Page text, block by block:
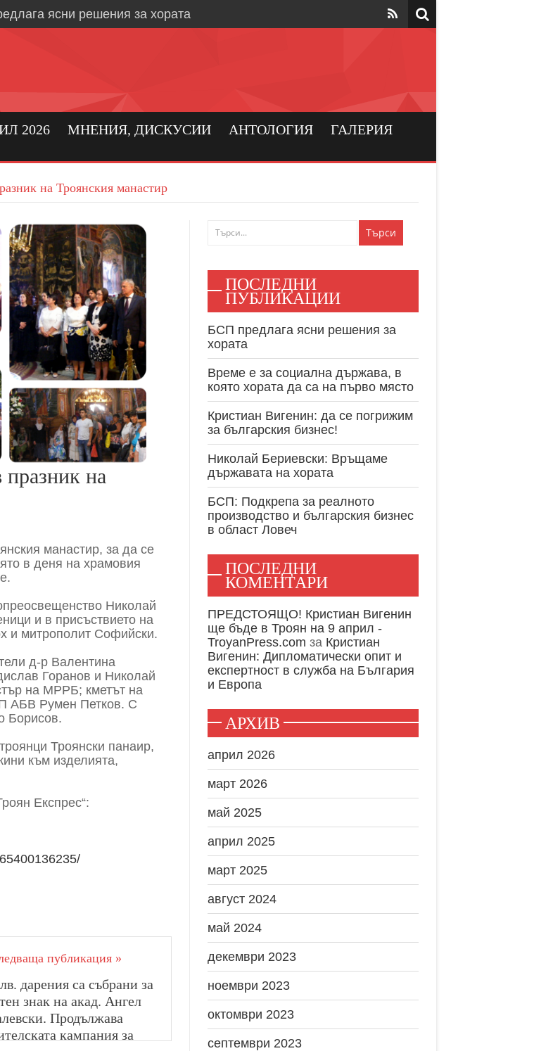
ясни решения за хората
Бериевски: Връщаме държавата на хората
Вигенин за мира и войната
е единственият път към траен мир
и Лешница: хората най-добре знаят
нужди
среща с три поколения леви хора
Вигенин: Дипломатически опит и експертност в
на България и Европа
2026 МНЕНИЯ, ДИСКУСИИ АНТОЛОГИЯ
ГАЛЕРИЯ
на Троянския манастир
празник на
манастир, за да се
в деня на храмовия
Николай
и в присъствието на
и митрополит Софийски.
д-р Валентина
Горанов и Николай
на МРРБ; кметът на
АБВ Румен Петков. С
Борисов.
Троянски панаир,
към изделията,
Експрес“:
публикация »
дарения са събрани за
знак на акад. Ангел
Продължава
кампания за
ПОСЛЕДНИ
ПУБЛИКАЦИИ
БСП предлага ясни решения за
хората
Време е за социална държава, в
която хората да са на първо място
Кристиан Вигенин: да се погрижим
за българския бизнес!
Николай Бериевски: Връщаме
държавата на хората
БСП: Подкрепа за реалното
производство и българския бизнес
в област Ловеч
ПОСЛЕДНИ
КОМЕНТАРИ
ПРЕДСТОЯЩО! Кристиан Вигенин
ще бъде в Троян на 9 април -
TroyanPress.com за Кристиан
Вигенин: Дипломатически опит и
експертност в служба на България
и Европа
АРХИВ
април 2026
март 2026
май 2025
април 2025
март 2025
август 2024
май 2024
декември 2023
ноември 2023
октомври 2023
септември 2023